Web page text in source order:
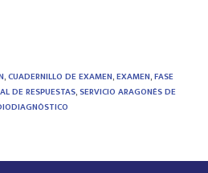
,CUADERNILLO DE EXAMEN,EXAMEN,FASE
DE RESPUESTAS,SERVICIO ARAGONÉS DE